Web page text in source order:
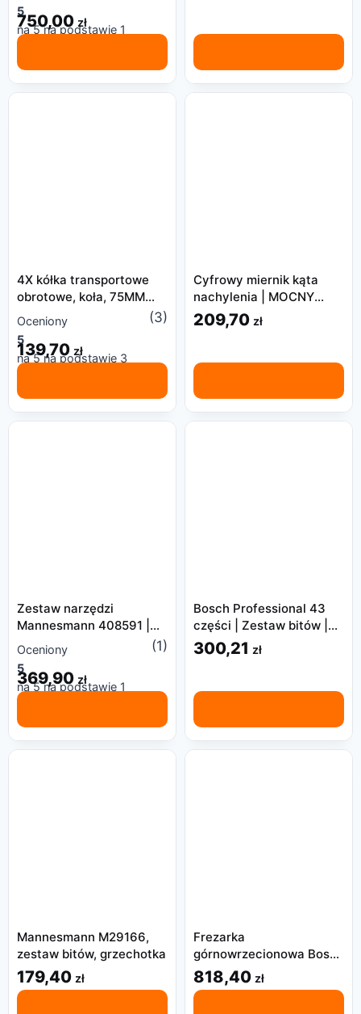
5
na 5 na podstawie 1
750,00 zł
4X kółka transportowe
obrotowe, koła, 75MM
400KG z hamulcem
Oceniony
5
na 5 na podstawie 3
(3)
139,70 zł
Cyfrowy miernik kąta
nachylenia | MOCNY
MAGNES
209,70 zł
Zestaw narzędzi
Mannesmann 408591 |
89 części
Oceniony
5
na 5 na podstawie 1
(1)
369,90 zł
Bosch Professional 43
części | Zestaw bitów |
HARD
300,21 zł
Mannesmann M29166,
zestaw bitów, grzechotka
179,40 zł
Frezarka
górnowrzecionowa Bosch
060326C801 1400 W
818,40 zł